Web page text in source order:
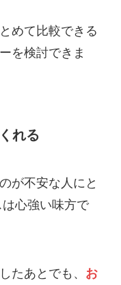
めて比較できる
を検討できま
れる
が不安な人にと
心強い味方で
たあとでも、 お